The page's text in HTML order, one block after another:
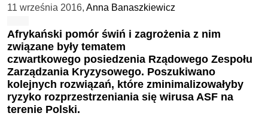
11 września 2016, Anna Banaszkiewicz
Afrykański pomór świń i zagrożenia z nim
związane były tematem
czwartkowego posiedzenia Rządowego Zespołu
Zarządzania Kryzysowego. Poszukiwano
kolejnych rozwiązań, które zminimalizowałyby
ryzyko rozprzestrzeniania się wirusa ASF na
terenie Polski.